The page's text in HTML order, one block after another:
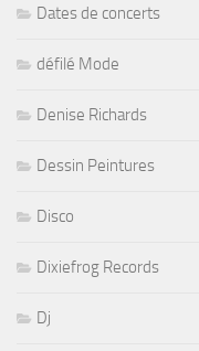
Dates de concerts
défilé Mode
Denise Richards
Dessin Peintures
Disco
Dixiefrog Records
Dj